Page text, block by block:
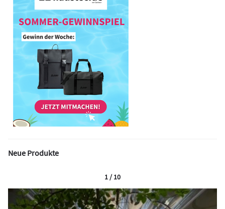
Neue Produkte
1 / 10